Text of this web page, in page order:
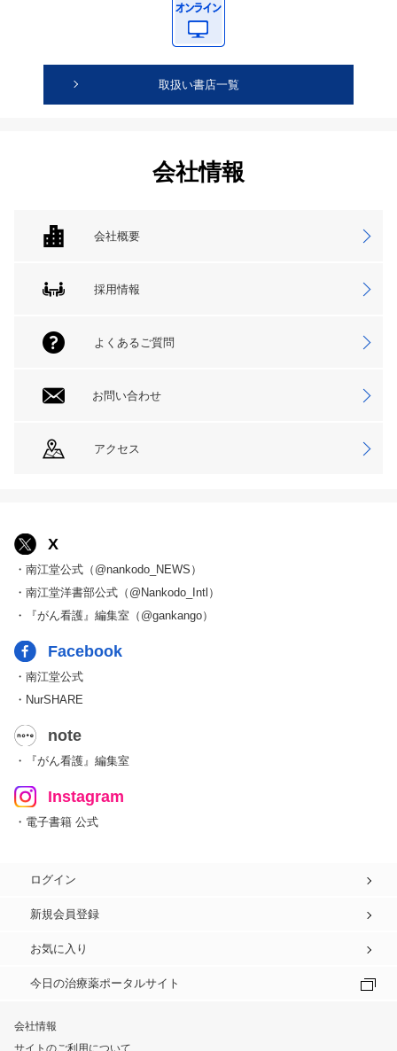
取扱い書店一覧
会社情報
会社概要
採用情報
よくあるご質問
お問い合わせ
アクセス
X
・南江堂公式（@nankodo_NEWS）
・南江堂洋書部公式（@Nankodo_Intl）
・『がん看護』編集室（@gankango）
Facebook
・南江堂公式
・NurSHARE
note
・『がん看護』編集室
Instagram
・電子書籍 公式
ログイン
新規会員登録
お気に入り
今日の治療薬ポータルサイト
会社情報
サイトのご利用について